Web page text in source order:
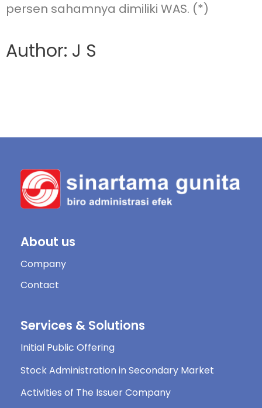
persen sahamnya dimiliki WAS. (*)
Author: J S
About us
Company
Contact
Services & Solutions
Initial Public Offering
Stock Administration in Secondary Market
Activities of The Issuer Company